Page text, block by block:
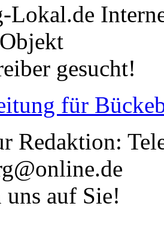
Lokal.de
gesucht!
für
Redaktion:
auf Sie!